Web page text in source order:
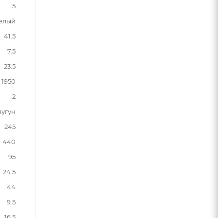
5
41.5
7.5
23.5
1950
2
245
440
95
24.5
44
9.5